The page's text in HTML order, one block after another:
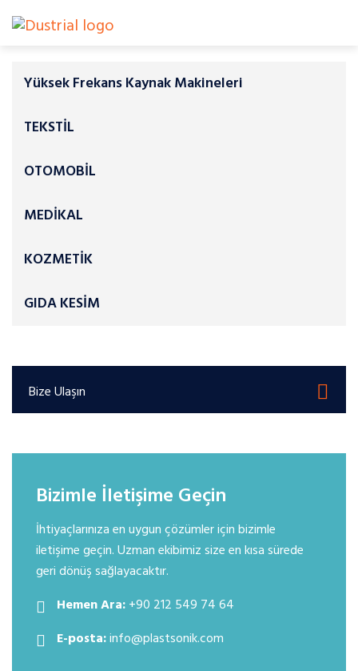
Yüksek Frekans Kaynak Makineleri
TEKSTİL
OTOMOBİL
MEDİKAL
KOZMETİK
GIDA KESİM
Bize Ulaşın
Bizimle İletişime Geçin
İhtiyaçlarınıza en uygun çözümler için bizimle
iletişime geçin. Uzman ekibimiz size en kısa sürede
geri dönüş sağlayacaktır.
Hemen Ara:+90 212 549 74 64
E-posta:info@plastsonik.com